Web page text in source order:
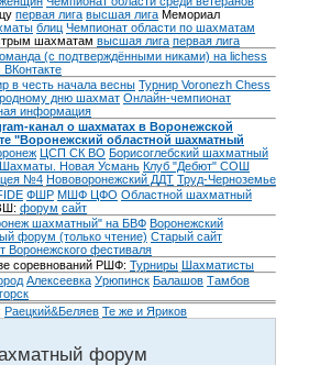
первая лига высшая лига Мемориал
блиц Чемпионат области по шахматам
шахматам высшая лига первая лига
(с подтверждёнными никами) на lichess
в честь начала весны Турнир Voronezh Chess
дню шахмат Онлайн-чемпионат
информация
канал о шахматах в Воронежской
"Воронежский областной шахматный
ЦСП СК ВО Борисоглебский шахматный
Шахматы. Новая Усмань Клуб "Дебют" СОШ
№4 Нововоронежский ДДТ Труд-Черноземье
ФШР МШФ ЦФО Областной шахматный
форум сайт
шахматный" на БВФ Воронежский
форум (только чтение) Старый сайт
Воронежского фестиваля
соревнований РШФ: Турниры Шахматисты
Алексеевка Урюпинск Балашов Тамбов
Раецкий&Беляев Те же и Яриков
форум